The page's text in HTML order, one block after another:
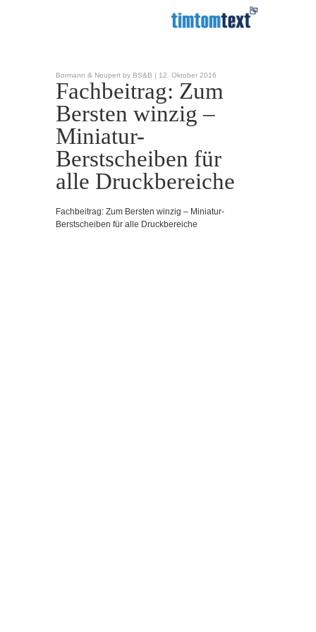
Bormann & Neupert by BS&B | 12. Oktober 2016
Fachbeitrag: Zum
Bersten winzig –
Miniatur-
Berstscheiben für
alle Druckbereiche
Fachbeitrag: Zum Bersten winzig – Miniatur-
Berstscheiben für alle Druckbereiche